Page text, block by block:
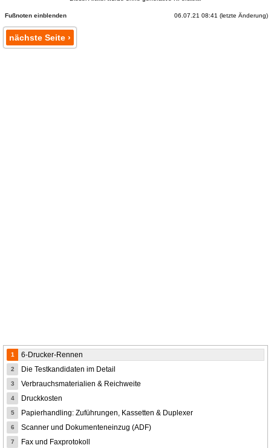
06.07.21 08:41 (letzte Änderung)
Fußnoten
nächste Seite ›
1 6-Drucker-Rennen
2 Die Testkandidaten im Detail
3 Verbrauchsmaterialien & Reichweite
4 Druckkosten
5 Papierhandling: Zuführungen, Kassetten & Duplexer
6 Scanner und Dokumenteneinzug (ADF)
7 Fax und Faxprotokoll